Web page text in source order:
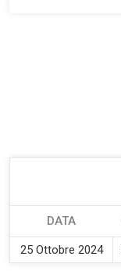
DATA
25 Ottobre 2024